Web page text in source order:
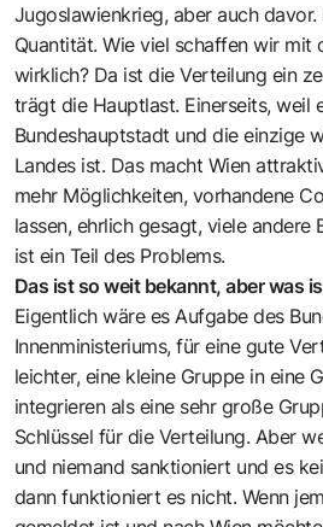
Jugoslawienkrieg, aber auch
Quantität. Wie viel schaffen wir mit
wirklich? Da ist die Verteilung ein
trägt die Hauptlast. Einerseits, weil
Bundeshauptstadt und die einzige
Landes ist. Das macht Wien
mehr Möglichkeiten, vorhandene
lassen, ehrlich gesagt, viele andere
ist ein Teil des Problems.
Das ist so weit bekannt, aber was
Eigentlich wäre es Aufgabe des
Innenministeriums, für eine gute
leichter, eine kleine Gruppe in eine
integrieren als eine sehr große
Schlüssel für die Verteilung. Aber
und niemand sanktioniert und es
dann funktioniert es nicht. Wenn